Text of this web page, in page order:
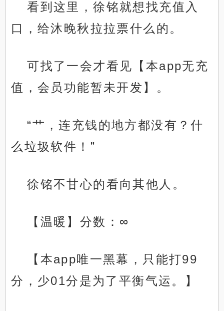
看到这里，徐铭就想找充值入
口，给沐晚秋拉拉票什么的。
可找了一会才看见【本app无充
值，会员功能暂未开发】。
“艹，连充钱的地方都没有？什
么垃圾软件！”
徐铭不甘心的看向其他人。
【温暖】分数：∞
【本app唯一黑幕，只能打99
分，少01分是为了平衡气运。】